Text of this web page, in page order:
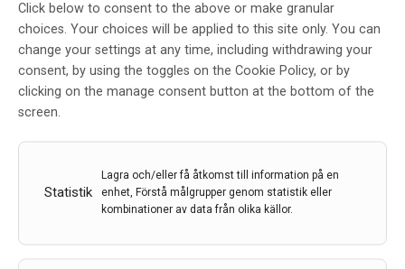
Click below to consent to the above or make granular
choices. Your choices will be applied to this site only. You can
change your settings at any time, including withdrawing your
consent, by using the toggles on the Cookie Policy, or by
clicking on the manage consent button at the bottom of the
screen.
Statistik
Lagra och/eller få åtkomst till information på en
enhet, Förstå målgrupper genom statistik eller
kombinationer av data från olika källor.
kognitionsforskaren Magnus Johnsson vid Malmö
universitet varför det finns en gräns för vad människan
kan föreställa sig och hur kunskapen kan användas
inom AGI, Artificiell General Intelligence.
LÄS MER...
På jakt efter den optimala